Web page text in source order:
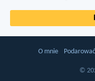
O mnie Podarować
©